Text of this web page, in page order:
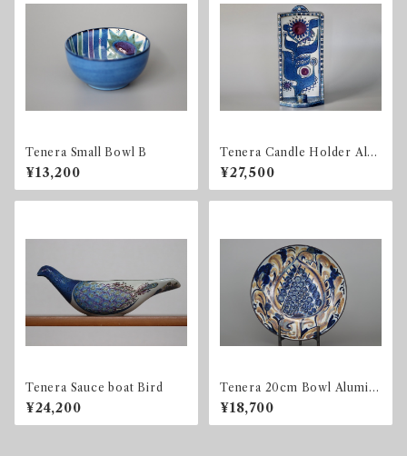
Tenera Small Bowl B
¥13,200
Tenera Candle Holder Alu
minia / Royal Copenhagen
¥27,500
Tenera Sauce boat Bird
¥24,200
Tenera 20cm Bowl Alumini
a / Royal Copenhagen
¥18,700